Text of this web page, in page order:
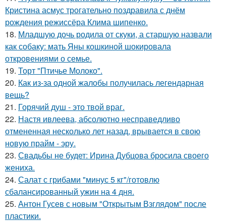
Кристина асмус трогательно поздравила с днём
рождения режиссёра Клима шипенко.
18. Младшую дочь родила от скуки, а старшую назвали
как собаку: мать Яны кошкиной шокировала
откровениями о семье.
19. Торт "Птичье Молоко".
20. Как из-за одной жалобы получилась легендарная
вещь?
21. Горячий душ - это твой враг.
22. Настя ивлеева, абсолютно несправедливо
отмененная несколько лет назад, врывается в свою
новую прайм - эру.
23. Свадьбы не будет: Ирина Дубцова бросила своего
жениха.
24. Салат с грибами "минус 5 кг"/готовлю
сбалансированный ужин на 4 дня.
25. Антон Гусев с новым "Открытым Взглядом" после
пластики.